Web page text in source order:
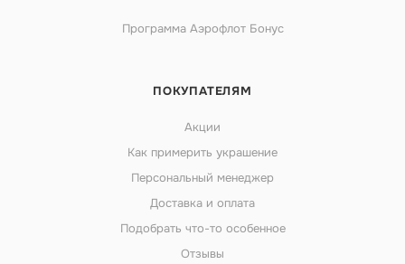
Программа Аэрофлот Бонус
ПОКУПАТЕЛЯМ
Акции
Как примерить украшение
Персональный менеджер
Доставка и оплата
Подобрать что-то особенное
Отзывы